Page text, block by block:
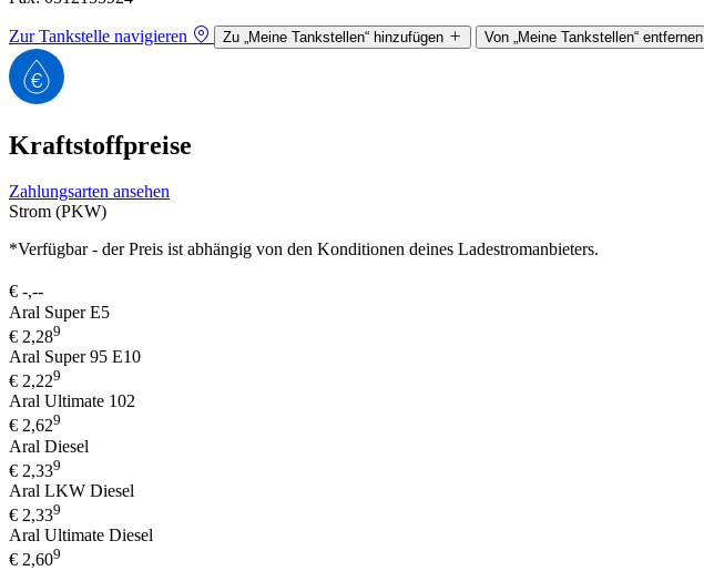
Zur Tankstelle navigieren Zu „Meine Tankstellen“ hinzufügen Von „Meine Tankstellen“ entfernen
Kraftstoffpreise
Zahlungsarten ansehen
Strom (PKW)
*Verfügbar - der Preis ist abhängig von den Konditionen deines Ladestromanbieters.
€ -,--
Aral Super E5
€ 2,289
Aral Super 95 E10
€ 2,229
Aral Ultimate 102
€ 2,629
Aral Diesel
€ 2,339
Aral LKW Diesel
€ 2,339
Aral Ultimate Diesel
€ 2,609